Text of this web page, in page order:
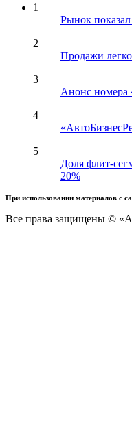
1
Рынок показал
2
Продажи
3
Анонс номера
4
5
Доля флит-
20%
При использовании материалов с
Все права защищены ©